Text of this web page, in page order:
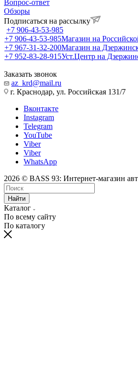
Вопрос-ответ
Обзоры
Подписаться на рассылку
+7 906-43-53-985
+7 906-43-53-985Магазин на
+7 967-31-32-200Магазин на
+7 952-83-28-915Уст.Центр на
Заказать звонок
az_krd@mail.ru
г. Краснодар, ул. Российская 131/7
Вконтакте
Instagram
Telegram
YouTube
Viber
Viber
WhatsApp
2026 © BASS 93: Интернет-магазин
Найти
Каталог
По всему сайту
По каталогу